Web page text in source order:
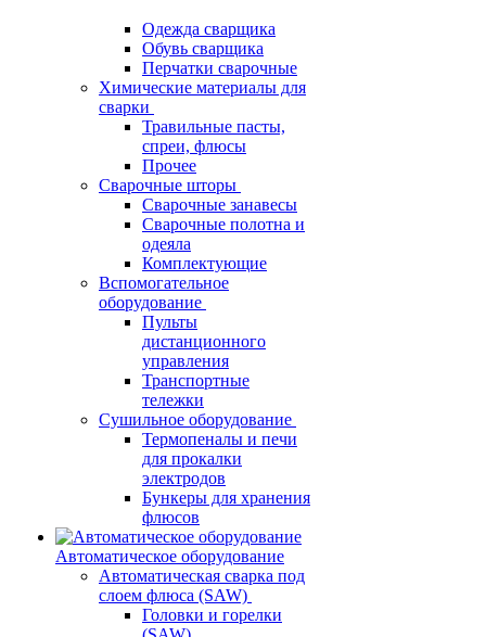
Одежда сварщика
Обувь сварщика
Перчатки сварочные
Химические материалы для
сварки
Травильные пасты,
спреи, флюсы
Прочее
Сварочные шторы
Сварочные занавесы
Сварочные полотна и
одеяла
Комплектующие
Вспомогательное
оборудование
Пульты
дистанционного
управления
Транспортные
тележки
Сушильное оборудование
Термопеналы и печи
для прокалки
электродов
Бункеры для хранения
флюсов
Автоматическое оборудование
Автоматическая сварка под
слоем флюса (SAW)
Головки и горелки